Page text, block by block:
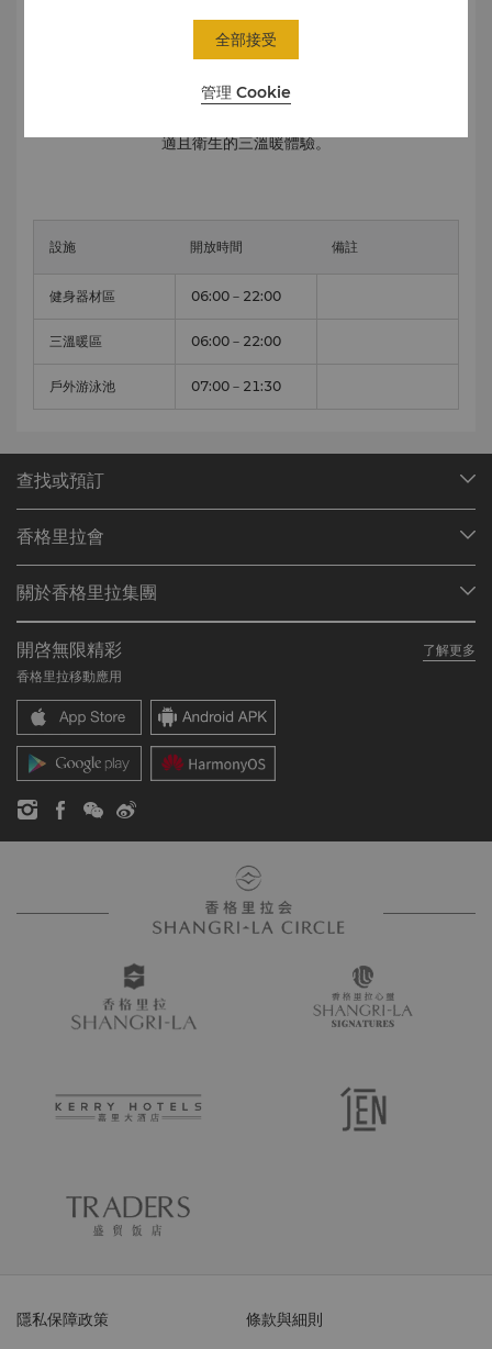
為維護本區域之隱私與秩序，請勿隨意走動參觀，並嚴禁使
用具攝影或錄影功能之電子設備，以確保安全並尊重個人隱
如使用期間出現任何不適情形，請立即通知工作人員協助。
適且衛生的三溫暖體驗。
設施 開放時間 備註
健身器材區 06:00－22:00
三溫暖區 06:00－22:00
戶外游泳池 07:00－21:30
查找或預訂
查找預訂
餐廳與酒吧
香格里拉會
加入香格里拉會
常見問題
聯絡我們
關於香格里拉集團
我們的酒店品牌
香格里拉中心
香格里拉公寓
聯繫方式
職業發展
企業社會責任
新聞稿
開啓無限精彩
了解更多
香格里拉移動應用
隱私保障政策 條款與細則
管理 Cookie
全部接受